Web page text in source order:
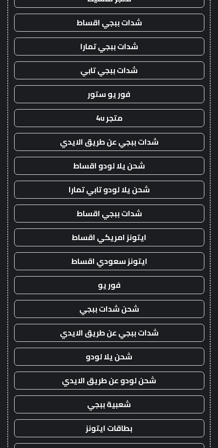
شدات ببجي اقساط
شدات ببجي تمارا
شدات ببجي تابي
فور يو ستور
متجر 4u
شدات ببجي عن طريق الايدي
شحن يلا لودو اقساط
شحن يلا لودو تابي تمارا
شدات ببجي اقساط
ايتونز امريكي اقساط
ايتونز سعودي اقساط
فور يو
شحن شدات ببجي
شدات ببجي عن طريق الايدي
شحن يلا لودو
شحن لودو عن طريق الايدي
شعبية ببجي
بطاقات ايتونز